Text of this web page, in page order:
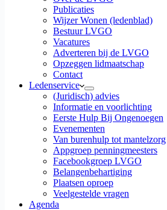
Publicaties
Wijzer Wonen (ledenblad)
Bestuur LVGO
Vacatures
Adverteren bij de LVGO
Opzeggen lidmaatschap
Contact
Ledenservice
(Juridisch) advies
Informatie en voorlichting
Eerste Hulp Bij Ongenoegen
Evenementen
Van burenhulp tot mantelzorg
Appgroep penningmeesters
Facebookgroep LVGO
Belangenbehartiging
Plaatsen oproep
Veelgestelde vragen
Agenda